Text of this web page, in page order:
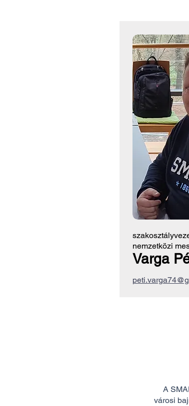
nemzetközi
Varga
A
városi